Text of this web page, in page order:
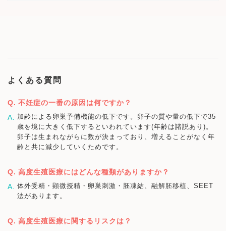
よくある質問
不妊症の一番の原因は何ですか？
加齢による卵巣予備機能の低下です。卵子の質や量の低下で35
歳を境に大きく低下するといわれています(年齢は諸説あり)。
卵子は生まれながらに数が決まっており、増えることがなく年
齢と共に減少していくためです。
高度生殖医療にはどんな種類がありますか？
体外受精・顕微授精・卵巣刺激・胚凍結、融解胚移植、SEET
法があります。
高度生殖医療に関するリスクは？